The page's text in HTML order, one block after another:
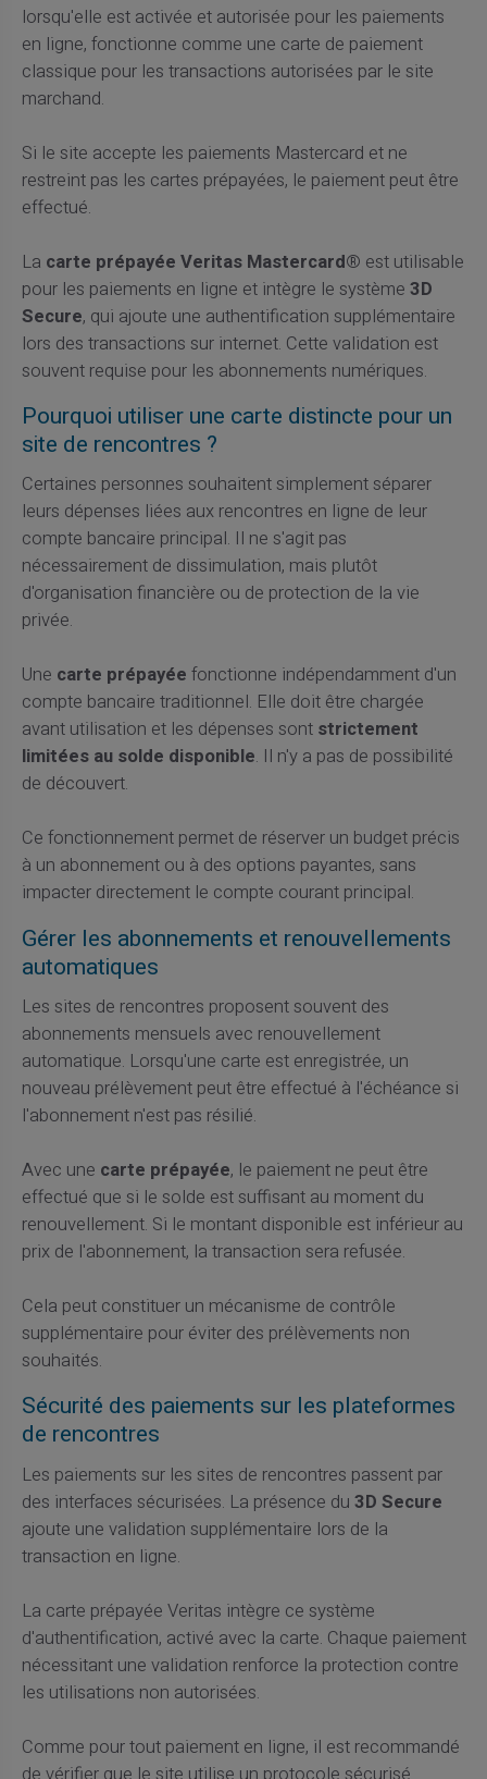
lorsqu'elle est activée et autorisée pour les paiements
en ligne, fonctionne comme une carte de paiement
classique pour les transactions autorisées par le site
marchand.
Si le site accepte les paiements Mastercard et ne
restreint pas les cartes prépayées, le paiement peut être
effectué.
La carte prépayée Veritas Mastercard® est utilisable
pour les paiements en ligne et intègre le système 3D
Secure, qui ajoute une authentification supplémentaire
lors des transactions sur internet. Cette validation est
souvent requise pour les abonnements numériques.
Pourquoi utiliser une carte distincte pour un
site de rencontres ?
Certaines personnes souhaitent simplement séparer
leurs dépenses liées aux rencontres en ligne de leur
compte bancaire principal. Il ne s'agit pas
nécessairement de dissimulation, mais plutôt
d'organisation financière ou de protection de la vie
privée.
Une carte prépayée fonctionne indépendamment d'un
compte bancaire traditionnel. Elle doit être chargée
avant utilisation et les dépenses sont strictement
limitées au solde disponible. Il n'y a pas de possibilité
de découvert.
Ce fonctionnement permet de réserver un budget précis
à un abonnement ou à des options payantes, sans
impacter directement le compte courant principal.
Gérer les abonnements et renouvellements
automatiques
Les sites de rencontres proposent souvent des
abonnements mensuels avec renouvellement
automatique. Lorsqu'une carte est enregistrée, un
nouveau prélèvement peut être effectué à l'échéance si
l'abonnement n'est pas résilié.
Avec une carte prépayée, le paiement ne peut être
effectué que si le solde est suffisant au moment du
renouvellement. Si le montant disponible est inférieur au
prix de l'abonnement, la transaction sera refusée.
Cela peut constituer un mécanisme de contrôle
supplémentaire pour éviter des prélèvements non
souhaités.
Sécurité des paiements sur les plateformes
de rencontres
Les paiements sur les sites de rencontres passent par
des interfaces sécurisées. La présence du 3D Secure
ajoute une validation supplémentaire lors de la
transaction en ligne.
La carte prépayée Veritas intègre ce système
d'authentification, activé avec la carte. Chaque paiement
nécessitant une validation renforce la protection contre
les utilisations non autorisées.
Comme pour tout paiement en ligne, il est recommandé